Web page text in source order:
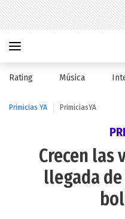
Rating Música
Primicias YA PrimiciasYA
Crecen las
llegada